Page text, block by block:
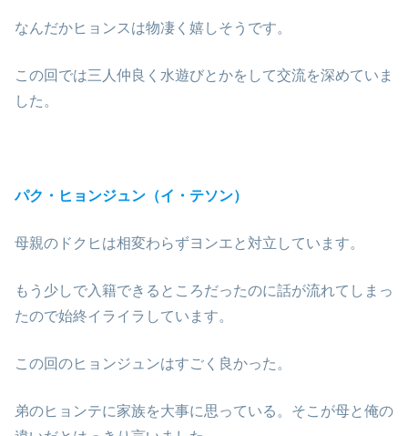
なんだかヒョンスは物凄く嬉しそうです。
この回では三人仲良く水遊びとかをして交流を深めていま
した。
パク・ヒョンジュン（イ・テソン）
母親のドクヒは相変わらずヨンエと対立しています。
もう少しで入籍できるところだったのに話が流れてしまっ
たので始終イライラしています。
この回のヒョンジュンはすごく良かった。
弟のヒョンテに家族を大事に思っている。そこが母と俺の